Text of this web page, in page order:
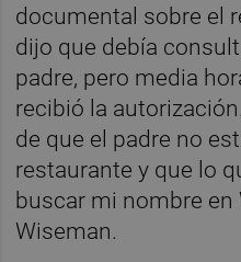
documental sobre el
dijo que debía
padre, pero media
recibió la
de que el padre no
restaurante y que lo
buscar mi nombre en
Wiseman.